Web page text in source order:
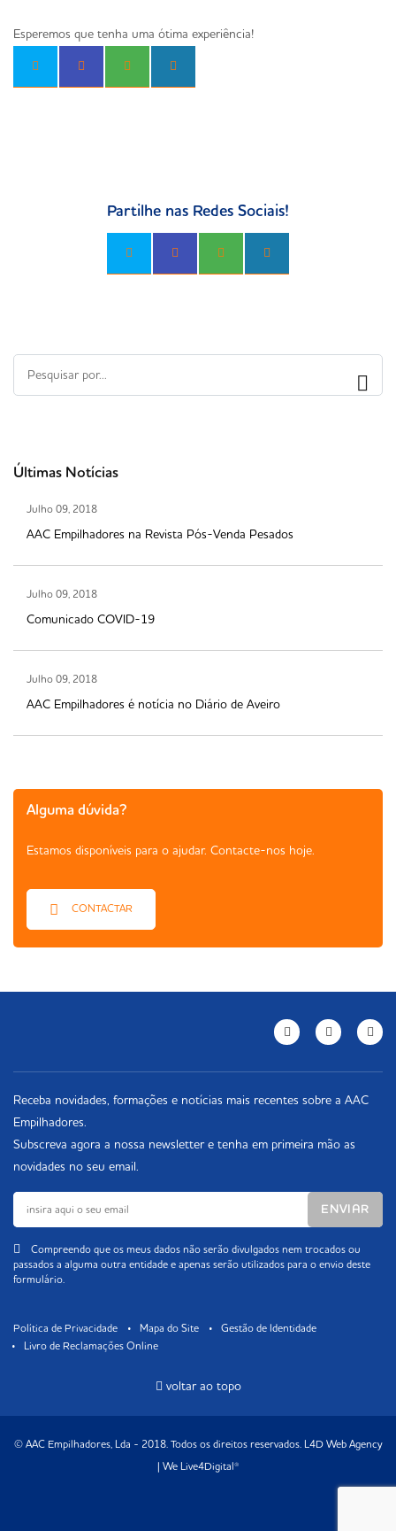
Esperemos que tenha uma ótima experiência!
Partilhe nas Redes Sociais!
Últimas Notícias
Julho 09, 2018
AAC Empilhadores na Revista Pós-Venda Pesados
Julho 09, 2018
Comunicado COVID-19
Julho 09, 2018
AAC Empilhadores é notícia no Diário de Aveiro
Alguma dúvida?
Estamos disponíveis para o ajudar. Contacte-nos hoje.
CONTACTAR
Receba novidades, formações e notícias mais recentes sobre a AAC
Empilhadores.
Subscreva agora a nossa newsletter e tenha em primeira mão as
novidades no seu email.
Compreendo que os meus dados não serão divulgados nem trocados ou
passados a alguma outra entidade e apenas serão utilizados para o envio deste
formulário.
Política de Privacidade Mapa do Site
Gestão de Identidade
Livro de Reclamações Online
voltar ao topo
© AAC Empilhadores, Lda - 2018. Todos os direitos reservados.L4D Web Agency
| We Live4Digital®